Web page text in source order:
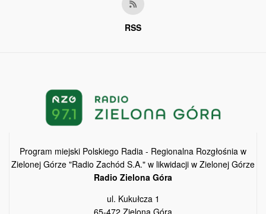
RSS
Program miejski Polskiego Radia - Regionalna Rozgłośnia w
Zielonej Górze "Radio Zachód S.A." w likwidacji w Zielonej Górze
Radio Zielona Góra
ul. Kukułcza 1